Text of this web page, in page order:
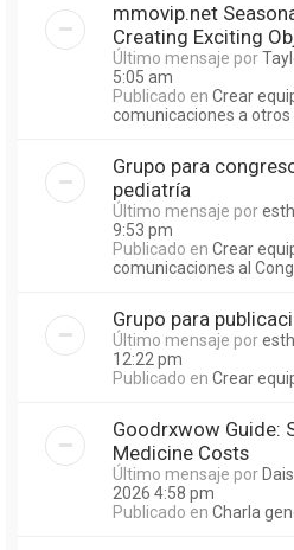
mmovip.net
Creating Exciting
Último mensaje por
5:05 am
Publicado en Crear
comunicaciones a
Grupo para
pediatría
Último mensaje por
9:53 pm
Publicado en Crear
comunicaciones al
Grupo para
Último mensaje por
12:22 pm
Publicado en Crear
Goodrxwow Guide:
Medicine Costs
Último mensaje por
2026 4:58 pm
Publicado en Charla